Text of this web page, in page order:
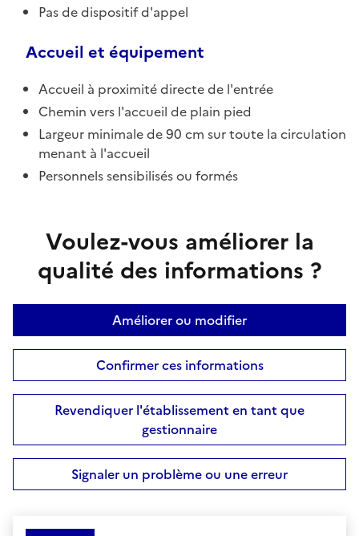
Pas de dispositif d'appel
Accueil et équipement
Accueil à proximité directe de l'entrée
Chemin vers l'accueil de plain pied
Largeur minimale de 90 cm sur toute la circulation
menant à l'accueil
Personnels sensibilisés ou formés
Voulez-vous améliorer la
qualité des informations ?
Améliorer ou modifier
Confirmer ces informations
Revendiquer l'établissement en tant que
gestionnaire
Signaler un problème ou une erreur